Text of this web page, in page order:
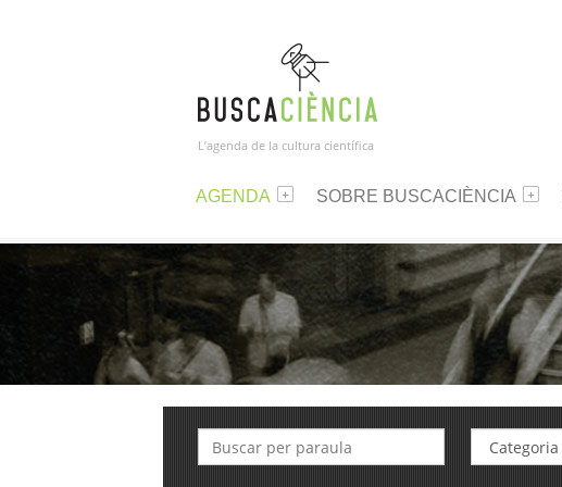
L’agenda de la cultura científica
AGENDA SOBRE BUSCACIÈNCIA